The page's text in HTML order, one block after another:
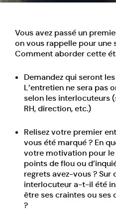
Vous avez passé un
on vous rappelle pour une
Comment aborder cette
Demandez qui seront
L’entretien ne sera pas
selon les interlocuteurs
RH, direction, etc.)
Relisez votre premier
vous été marqué ? En
votre motivation pour le
points de flou ou
regrets avez-vous ? Sur
interlocuteur a-t-il été
être ses craintes ou ses
?